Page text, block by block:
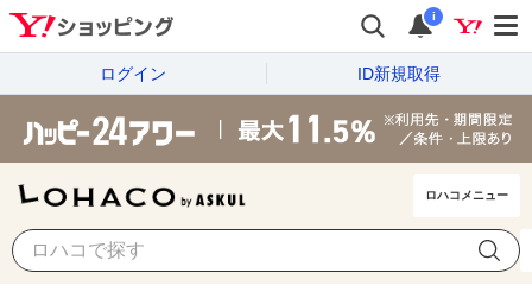
i
ログイン ID新規取得
ロハコメニュー
多用布・ひざ掛け（無印良品） 対象商品